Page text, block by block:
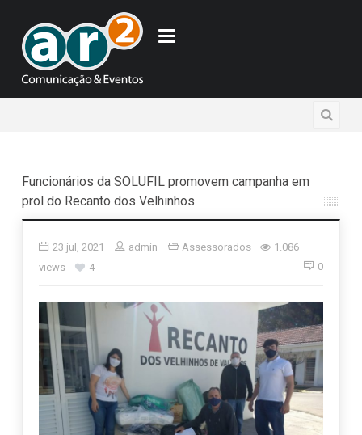
Funcionários da SOLUFIL promovem campanha em
prol do Recanto dos Velhinhos
23 jul, 2021 admin Assessorados
1.086
views
4 0